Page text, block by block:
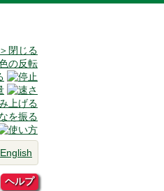
＞閉じる
English
ヘルプ